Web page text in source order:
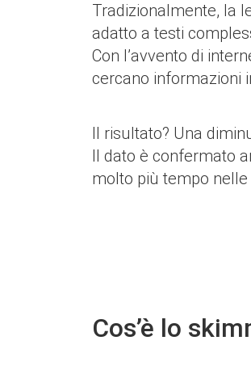
Tradizionalmente, la
adatto a testi
Con l’avvento di
cercano informazioni
Il risultato? Una
Il dato è confermato
molto più tempo
Cos’è lo